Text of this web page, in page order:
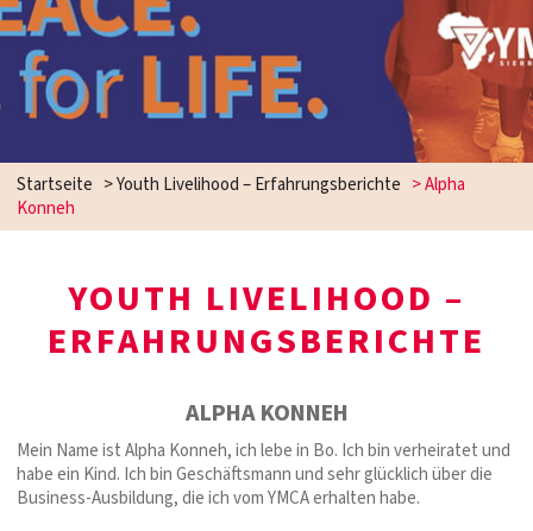
Startseite >Youth Livelihood – Erfahrungsberichte >Alpha
Konneh
YOUTH LIVELIHOOD –
ERFAHRUNGSBERICHTE
ALPHA KONNEH
Mein Name ist Alpha Konneh, ich lebe in Bo. Ich bin verheiratet und
habe ein Kind. Ich bin Geschäftsmann und sehr glücklich über die
Business-Ausbildung, die ich vom YMCA erhalten habe.